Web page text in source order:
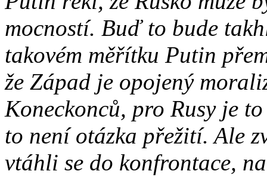
mocností. Buď to bude
takovém měřítku Putin
že Západ je opojený
Koneckonců, pro Rusy je
to není otázka přežití. Ale
vtáhli se do konfrontace,